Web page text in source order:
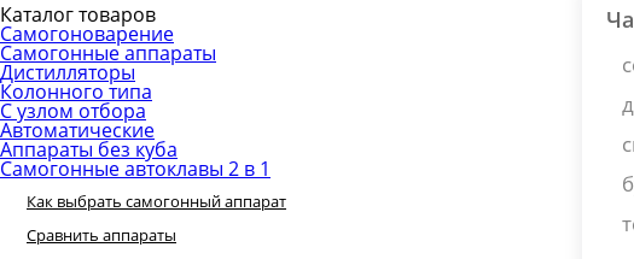
Каталог товаров
Самогоноварение
Самогонные аппараты
Дистилляторы
Колонного типа
С узлом отбора
Автоматические
Аппараты без куба
Самогонные автоклавы 2 в 1
Как выбрать самогонный аппарат
Сравнить аппараты